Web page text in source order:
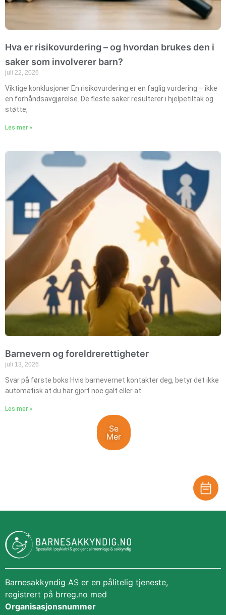
Hva er risikovurdering – og hvordan brukes den i
saker som involverer barn?
juli 22, 2026
Viktige konklusjoner En risikovurdering er en faglig vurdering – ikke
en forhåndsavgjørelse. De fleste saker resulterer i hjelpetiltak og
støtte,
Les mer »
Barnevern og foreldrerettigheter
juli 13, 2026
Svar på første boks Hvis barnevernet kontakter deg, betyr det ikke
automatisk at du har gjort noe galt eller at
Les mer »
Se
Mer
Barnesakkyndig AS er en pålitelig tjeneste,
registrert på brreg.no med
Organisasjonsnummer
Behandle ditt samtykke
For å gi best mulig opplevelse bruker vi
Preferanser
Statistikk
Markedsføring